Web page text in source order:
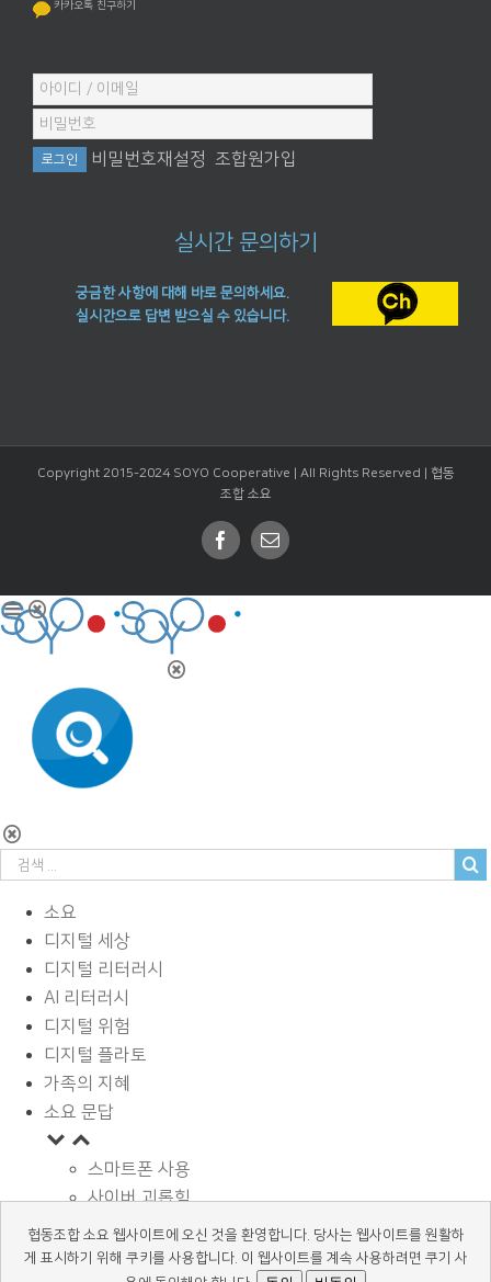
카카오톡 친구하기
비밀번호재설정 조합원가입
실시간 문의하기
궁금한 사항에 대해 바로 문의하세요.
실시간으로 답변 받으실 수 있습니다.
Copyright 2015-2024 SOYO Cooperative | All Rights Reserved | 협동
조합 소요
Facebook
Email
소요
디지털 세상
디지털 리터러시
AI 리터러시
디지털 위험
디지털 플라토
가족의 지혜
소요 문답
스마트폰 사용
사이버 괴롭힘
페이스북과 SNS
디지털과 학습
협동조합 소요 웹사이트에 오신 것을 환영합니다. 당사는 웹사이트를 원활하
게 표시하기 위해 쿠키를 사용합니다. 이 웹사이트를 계속 사용하려면 쿠기 사